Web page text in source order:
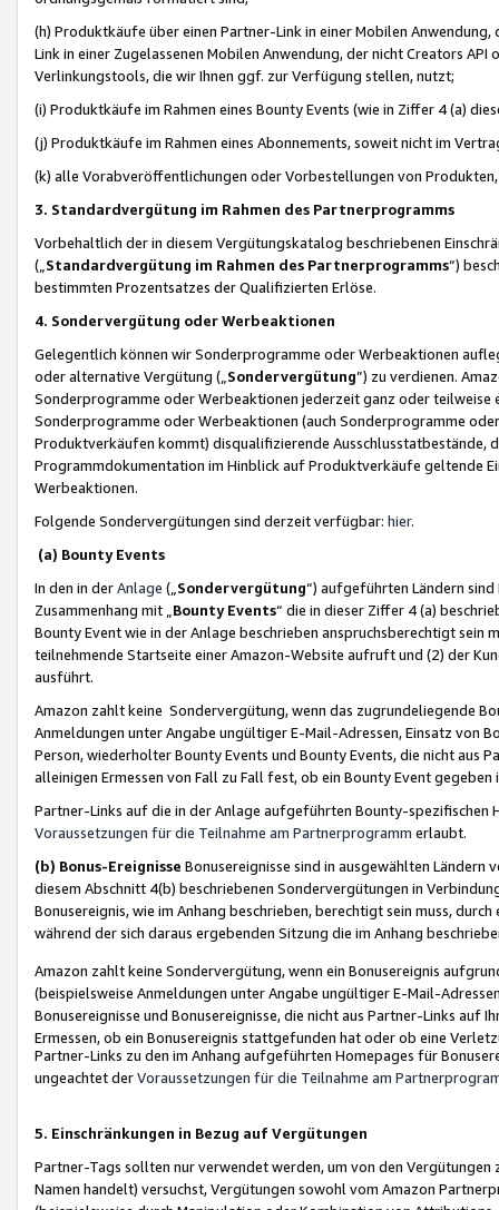
(h) Produktkäufe über einen Partner-Link in einer Mobilen
Link in einer Zugelassenen Mobilen Anwendung, der nicht Creators
Verlinkungstools, die wir Ihnen ggf. zur Verfügung stellen, nutzt;
(i) Produktkäufe im Rahmen eines Bounty Events (wie in Ziffer 4 (a)
(j) Produktkäufe im Rahmen eines Abonnements, soweit nicht im
(k) alle Vorabveröffentlichungen oder Vorbestellungen von
3. Standardvergütung im Rahmen des Partnerprogramms
Vorbehaltlich der in diesem Vergütungskatalog beschriebenen
(„ Standardvergütung im Rahmen des Partnerprogramms“)
bestimmten Prozentsatzes der Qualifizierten Erlöse.
4. Sondervergütung oder Werbeaktionen
Gelegentlich können wir Sonderprogramme oder Werbeaktionen
oder alternative Vergütung („ Sondervergütung”) zu verdienen.
Sonderprogramme oder Werbeaktionen jederzeit ganz oder
Sonderprogramme oder Werbeaktionen (auch Sonderprogramme
Produktverkäufen kommt) disqualifizierende Ausschlusstatbestände,
Programmdokumentation im Hinblick auf Produktverkäufe geltende
Werbeaktionen.
Folgende Sondervergütungen sind derzeit verfügbar: hier.
(a) Bounty Events
In den in derAnlage („ Sondervergütung“) aufgeführten Ländern
Zusammenhang mit „ Bounty Events“ die in dieser Ziffer 4 (a)
Bounty Event wie in der Anlage beschrieben anspruchsberechtigt sein
teilnehmende Startseite einer Amazon-Website aufruft und (2) der
ausführt.
Amazon zahlt keine Sondervergütung, wenn das zugrundeliegende
Anmeldungen unter Angabe ungültiger E-Mail-Adressen, Einsatz von
Person, wiederholter Bounty Events und Bounty Events, die nicht
alleinigen Ermessen von Fall zu Fall fest, ob ein Bounty Event
Partner-Links auf die in der Anlage aufgeführten Bounty-spezifischen
Voraussetzungen für die Teilnahme am Partnerprogramm erlaubt.
(b) Bonus-Ereignisse Bonusereignisse sind in ausgewählten Ländern
diesem Abschnitt 4(b) beschriebenen Sondervergütungen in
Bonusereignis, wie im Anhang beschrieben, berechtigt sein muss,
während der sich daraus ergebenden Sitzung die im Anhang
Amazon zahlt keine Sondervergütung, wenn ein Bonusereignis
(beispielsweise Anmeldungen unter Angabe ungültiger E-Mail-
Bonusereignisse und Bonusereignisse, die nicht aus Partner-Links auf
Ermessen, ob ein Bonusereignis stattgefunden hat oder ob eine
Partner-Links zu den im Anhang aufgeführten Homepages für
ungeachtet derVoraussetzungen für die Teilnahme am
5. Einschränkungen in Bezug auf Vergütungen
Partner-Tags sollten nur verwendet werden, um von den
Namen handelt) versuchst, Vergütungen sowohl vom Amazon